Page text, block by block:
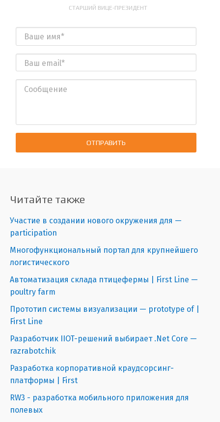
СТАРШИЙ ВИЦЕ-ПРЕЗИДЕНТ
ОТПРАВИТЬ
Читайте также
Участие в создании нового окружения для —
participation
Многофункциональный портал для крупнейшего
логистического
Автоматизация склада птицефермы | First Line —
poultry farm
Прототип системы визуализации — prototype of |
First Line
Разработчик IIOT-решений выбирает .Net Core —
razrabotchik
Разработка корпоративной краудсорсинг-
платформы | First
RW3 - разработка мобильного приложения для
полевых